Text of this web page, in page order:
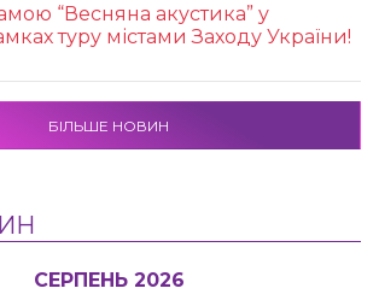
“Весняна акустика” у
туру містами Заходу України!
БІЛЬШЕ НОВИН
СЕРПЕНЬ 2026